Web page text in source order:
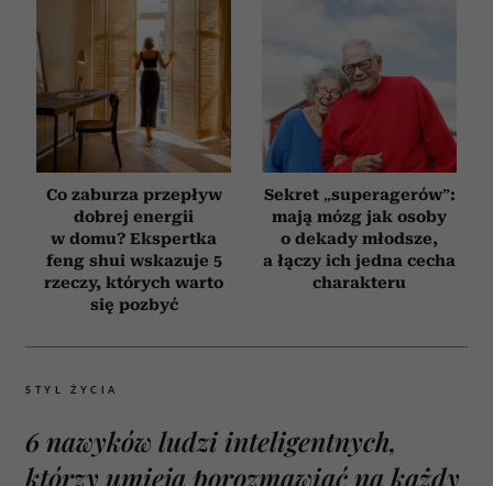
Co zaburza przepływ
dobrej energii
w domu? Ekspertka
feng shui wskazuje 5
rzeczy, których warto
się pozbyć
Sekret „superagerów”:
mają mózg jak osoby
o dekady młodsze,
a łączy ich jedna cecha
charakteru
STYL ŻYCIA
6 nawyków ludzi inteligentnych,
którzy umieją porozmawiać na każdy